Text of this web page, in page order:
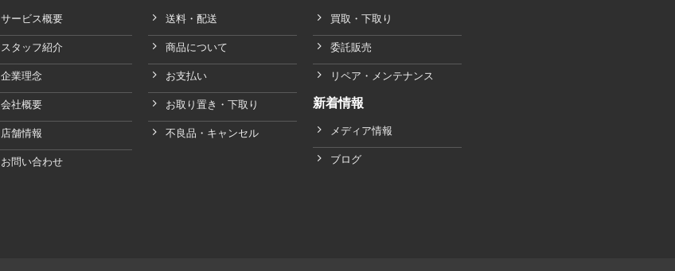
サービス概要
スタッフ紹介
企業理念
会社概要
店舗情報
お問い合わせ
送料・配送
商品について
お支払い
お取り置き・下取り
不良品・キャンセル
買取・下取り
委託販売
リペア・メンテナンス
新着情報
メディア情報
ブログ